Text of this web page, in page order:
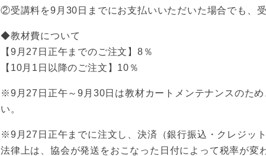
②受講料を9月30日までにお支払いいただいた場合でも、
◆教材費について
【9月27日正午までのご注文】8％
【10月1日以降のご注文】10％
※9月27日正午～9月30日は教材カートメンテナンスのた
い。
※9月27日正午までに注文し、決済（銀行振込・クレジッ
法律上は、協会が発送をおこなった日付によって税率が変